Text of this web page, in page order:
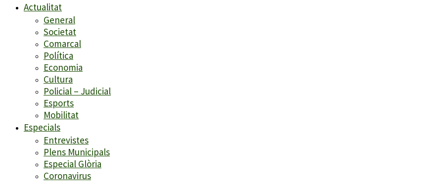
Actualitat
General
Societat
Comarcal
Política
Economia
Cultura
Policial – Judicial
Esports
Mobilitat
Especials
Entrevistes
Plens Municipals
Especial Glòria
Coronavirus